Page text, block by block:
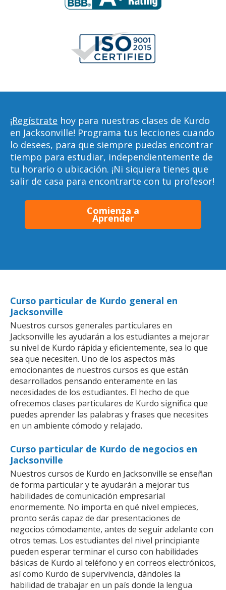
¡Regístrate hoy para nuestras clases de Kurdo
en Jacksonville! Programa tus lecciones cuando
lo desees, para que siempre puedas encontrar
tiempo para estudiar, independientemente de
tu horario o ubicación. ¡Ni siquiera tienes que
salir de casa para encontrarte con tu profesor!
Comienza a
Aprender
Curso particular de Kurdo general en
Jacksonville
Nuestros cursos generales particulares en
Jacksonville les ayudarán a los estudiantes a mejorar
su nivel de Kurdo rápida y eficientemente, sea lo que
sea que necesiten. Uno de los aspectos más
emocionantes de nuestros cursos es que están
desarrollados pensando enteramente en las
necesidades de los estudiantes. El hecho de que
ofrecemos clases particulares de Kurdo significa que
puedes aprender las palabras y frases que necesites
en un ambiente cómodo y relajado.
Curso particular de Kurdo de negocios en
Jacksonville
Nuestros cursos de Kurdo en Jacksonville se enseñan
de forma particular y te ayudarán a mejorar tus
habilidades de comunicación empresarial
enormemente. No importa en qué nivel empieces,
pronto serás capaz de dar presentaciones de
negocios cómodamente, antes de seguir adelante con
otros temas. Los estudiantes del nivel principiante
pueden esperar terminar el curso con habilidades
básicas de Kurdo al teléfono y en correos electrónicos,
así como Kurdo de supervivencia, dándoles la
habilidad de trabajar en un país donde la lengua